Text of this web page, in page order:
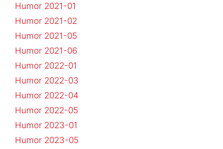
Humor 2021-01
Humor 2021-02
Humor 2021-05
Humor 2021-06
Humor 2022-01
Humor 2022-03
Humor 2022-04
Humor 2022-05
Humor 2023-01
Humor 2023-05